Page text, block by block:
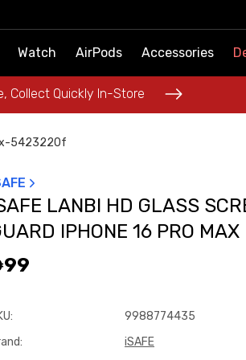
Watch AirPods Accessories
Collect Quickly In-Store
Watch AirPods Accessories
Collect Quickly In-Store
5423220f
LANBI HD GLASS
IPHONE 16 PRO MAX
99
:
9988774435
: iSAFE